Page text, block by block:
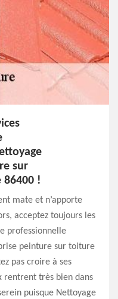
sur
!
mate et n’apporte
acceptez toujours les
professionnelle
peinture sur toiture
pas croire à ses
rentrent très bien dans
puisque Nettoyage